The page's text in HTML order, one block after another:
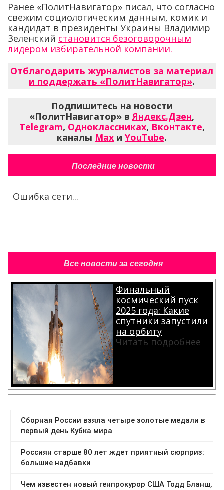
Ранее «ПолитНавигатор» писал, что согласно
свежим социологическим данным, комик и
кандидат в президенты Украины Владимир
Зеленский становится безоговорочным
лидером избирательной компании.
Отблагодарить журналистов за материал
и поддержать «ПолитНавигатор».
Подпишитесь на новости
«ПолитНавигатор» вЯндекс.Дзен,
Telegram, Одноклассниках, Вконтакте,
каналы Max и YouTube.
Последние новости
Ошибка сети...
Все новости за сегодня
Финальный
космический пуск
2025 года: Какие
спутники запустили
на орбиту
Читать подробнее